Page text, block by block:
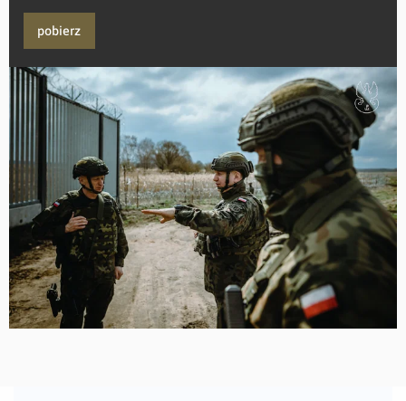
pobierz